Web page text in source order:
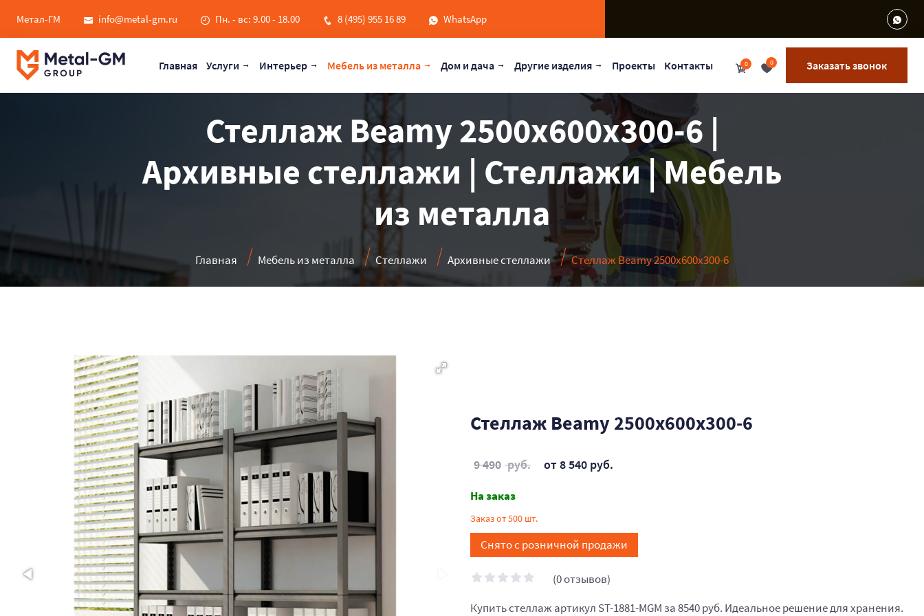
Метал-ГМ info@metal-gm.ru Пн. - вс: 9.00 - 18.00 8 (495) 955 16 89 WhatsApp
Главная Услуги Интерьер Мебель из металла Дом и дача Другие изделия Проекты Контакты 0 0 Заказать звонок
Стеллаж Beamy 2500x600x300-6 |
Архивные стеллажи | Стеллажи | Мебель
из металла
Главная Мебель из металла Стеллажи Архивные стеллажи Стеллаж Beamy 2500x600x300-6
Стеллаж Beamy 2500x600x300-6
9 490 руб. от 8 540 руб.
На заказ
Заказ от 500 шт.
Снято с розничной продажи
(0 отзывов)
Купить стеллаж артикул ST-1881-MGM за 8540 руб. Идеальное решение для хранения.